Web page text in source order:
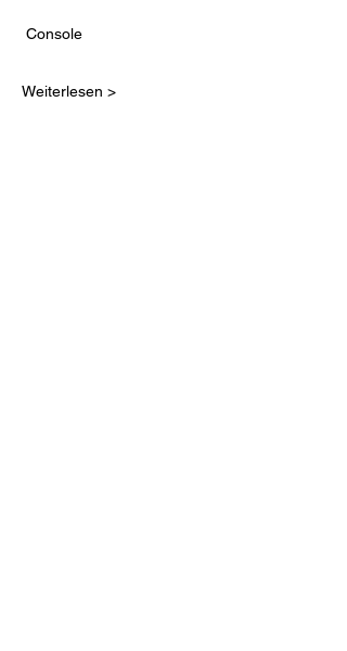
Console
Weiterlesen >